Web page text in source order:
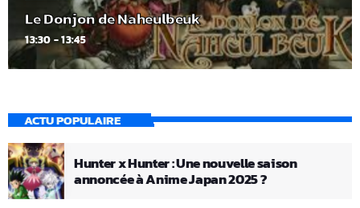
Le Donjon de Naheulbeuk
13:30 - 13:45
ACTU POPULAIRE
Hunter x Hunter : Une nouvelle saison
annoncée à Anime Japan 2025 ?